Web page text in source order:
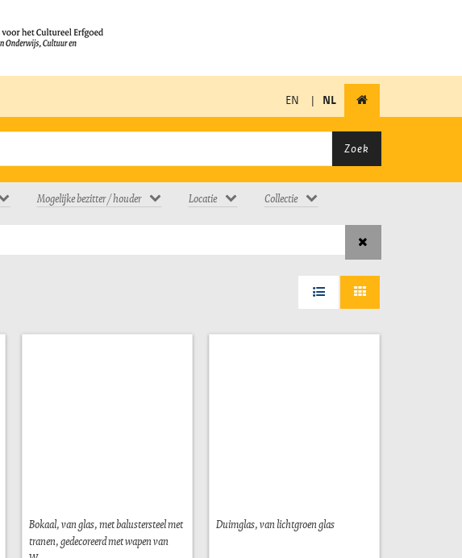
EN | NL
Zoek
Mogelijke bezitter / houder Locatie Collectie
Bokaal, van glas, met balustersteel met
tranen, gedecoreerd met wapen van
Duimglas, van lichtgroen glas